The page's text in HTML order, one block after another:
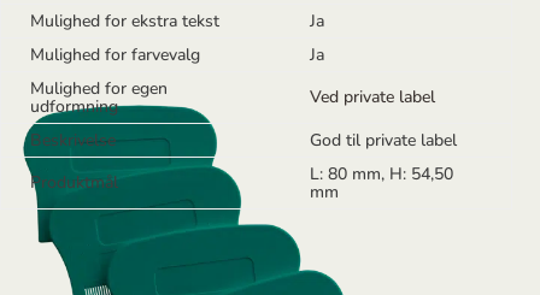
Mulighed for ekstra tekst
Ja
Mulighed for farvevalg
Ja
Mulighed for egen
udformning
Ved private label
Beskrivelse
God til private label
Produktmål
L: 80 mm, H: 54,50
mm